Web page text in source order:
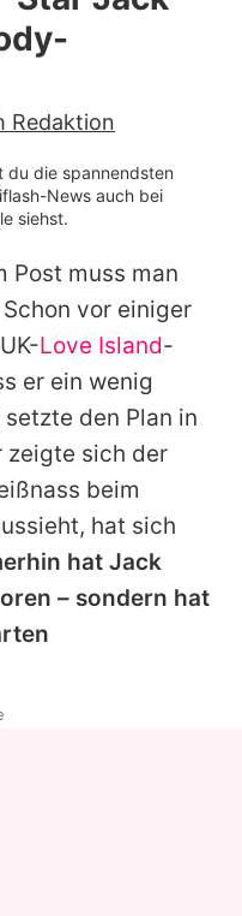
Redaktion
du die spannendsten
News auch bei
siehst.
Post muss man
vor einiger
Love Island-
er ein wenig
den Plan in
zeigte sich der
beim
hat sich
hat Jack
– sondern hat